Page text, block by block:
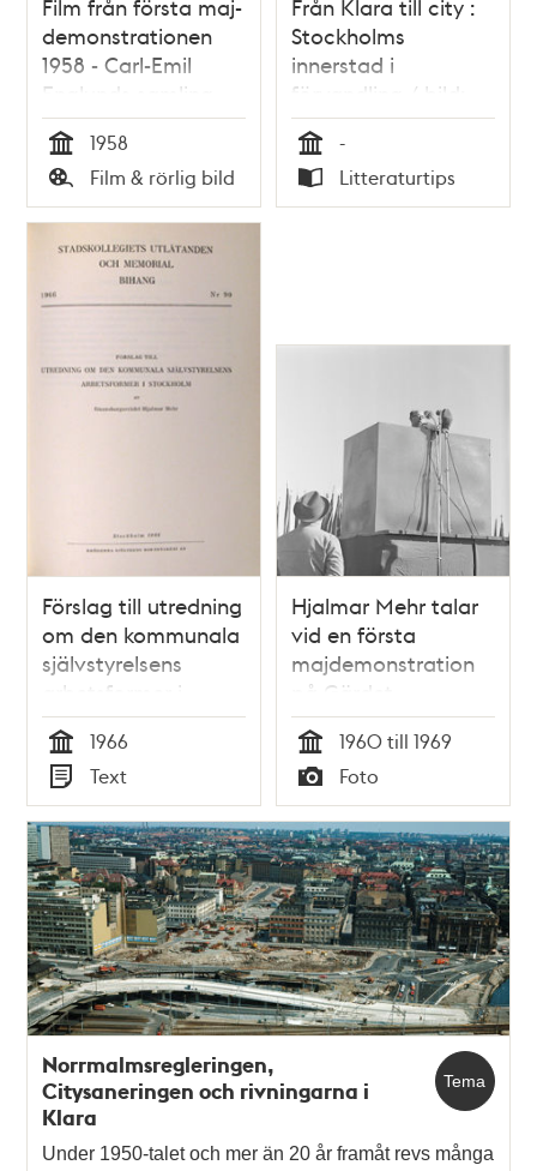
Film från första maj-
demonstrationen
1958 - Carl-Emil
Englunds samling
Tid
1958
Typ
Film & rörlig bild
Från Klara till city :
Stockholms
innerstad i
förvandling / bild:
Lennart af Petersens
; text: Fredric
Bedoire
Tid
-
Typ
Litteraturtips
Förslag till utredning
om den kommunala
självstyrelsens
arbetsformer i
Stockholm
Tid
1966
Typ
Text
Hjalmar Mehr talar
vid en första
majdemonstration
på Gärdet.
Tid
1960 till 1969
Typ
Foto
Tema
Norrmalmsregleringen,
Citysaneringen och rivningarna i
Klara
Under 1950-talet och mer än 20 år framåt revs många